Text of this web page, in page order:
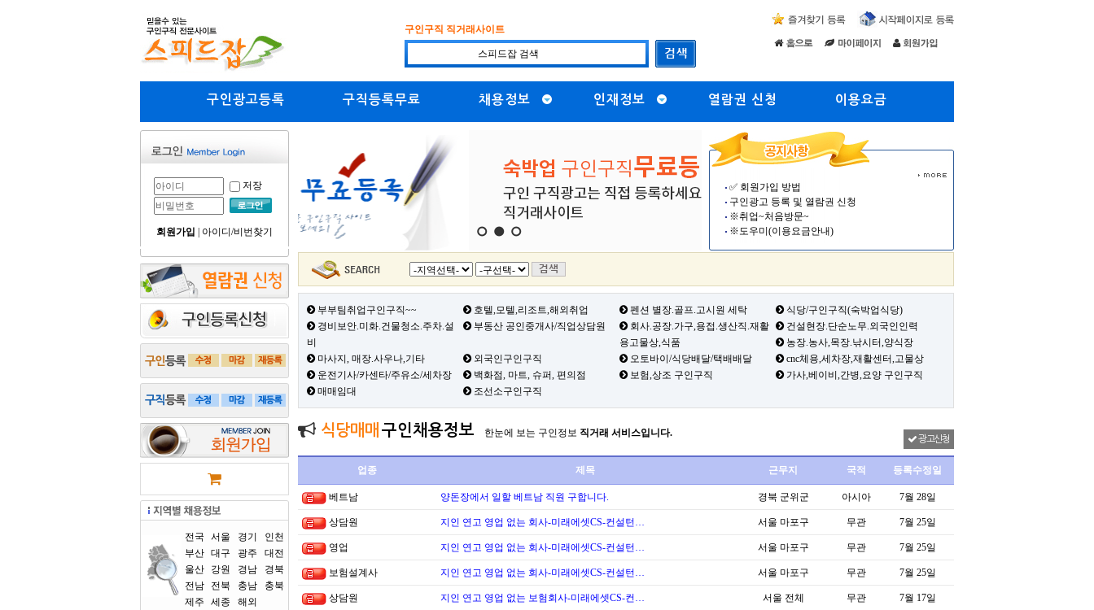
구인구직 직거래사이트
구인광고등록 구직등록무료 채용정보 인재정보 열람권 신청 이용요금
저장
회원가입 아이디/비번찾기
전국 서울 경기
인천
부산 대구 광주
대전
울산
강원 경남
경북
전남
전북 충남
충북
제주
세종 해외
✅ 회원가입 방법
구인광고 등록 및 열람권 신청
※취업~처음방문~
※도우미(이용요금안내)
부부팀취업구인구직~~ 호텔,모텔,리조트,해외취업 펜션 별장.골프.고시원 세탁
식당/구인구직(숙박업식당)
경비보안.미화.건물청소.주차.설
비
부동산 공인중개사/직업상담원
회사.공장.가구,용접.생산직.재활
용고물상,식품
건설현장.단순노무.외국인인력
농장.농사,목장.낚시터,양식장
마사지, 매장.사우나,기타
외국인구인구직 오토바이/식당배달/택배배달
cnc체용,세차장,재활센터,고물상
운전기사/카센타/주유소/세차장
백화점, 마트, 슈퍼, 편의점 보험,상조 구인구직
가사,베이비,간병,요양 구인구직
매매임대
조선소구인구직
식당매매 구인채용정보 한눈에 보는 구인정보 직거래 서비스입니다.
광고신청
업종 제목 근무지 국적 등록수정일
베트남 양돈장에서 일할 베트남 직원 구합니다. 경북 군위군 아시아 7월 28일
상담원 지인 연고 영업 없는 회사-미래에셋CS-컨설턴… 서울 마포구 무관 7월 25일
영업 지인 연고 영업 없는 회사-미래에셋CS-컨설턴… 서울 마포구 무관 7월 25일
보험설계사 지인 연고 영업 없는 회사-미래에셋CS-컨설턴… 서울 마포구 무관 7월 25일
상담원 지인 연고 영업 없는 보험회사-미래에셋CS-컨… 서울 전체 무관 7월 17일